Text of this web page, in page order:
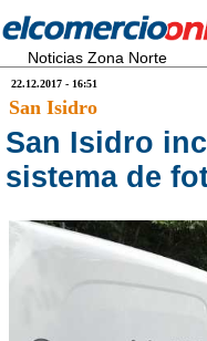
Noticias Zona Norte
22.12.2017 - 16:51
San Isidro
San Isidro
sistema de